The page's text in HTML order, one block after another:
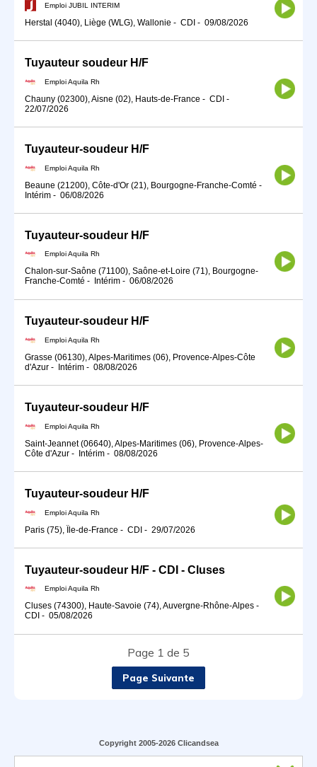
Emploi JUBIL INTERIM
Herstal (4040), Liège (WLG), Wallonie - CDI - 09/08/2026
Tuyauteur soudeur H/F
Emploi Aquila Rh
Chauny (02300), Aisne (02), Hauts-de-France - CDI -
22/07/2026
Tuyauteur-soudeur H/F
Emploi Aquila Rh
Beaune (21200), Côte-d'Or (21), Bourgogne-Franche-Comté -
Intérim - 06/08/2026
Tuyauteur-soudeur H/F
Emploi Aquila Rh
Chalon-sur-Saône (71100), Saône-et-Loire (71), Bourgogne-
Franche-Comté - Intérim - 06/08/2026
Tuyauteur-soudeur H/F
Emploi Aquila Rh
Grasse (06130), Alpes-Maritimes (06), Provence-Alpes-Côte
d'Azur - Intérim - 08/08/2026
Tuyauteur-soudeur H/F
Emploi Aquila Rh
Saint-Jeannet (06640), Alpes-Maritimes (06), Provence-Alpes-
Côte d'Azur - Intérim - 08/08/2026
Tuyauteur-soudeur H/F
Emploi Aquila Rh
Paris (75), Île-de-France - CDI - 29/07/2026
Tuyauteur-soudeur H/F - CDI - Cluses
Emploi Aquila Rh
Cluses (74300), Haute-Savoie (74), Auvergne-Rhône-Alpes -
CDI - 05/08/2026
Page 1 de 5
Page Suivante
Copyright 2005-2026 Clicandsea